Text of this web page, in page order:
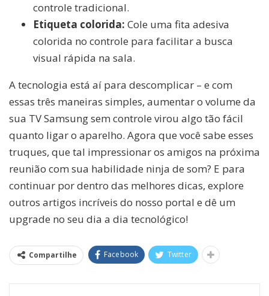
controle tradicional.
Etiqueta colorida: Cole uma fita adesiva
colorida no controle para facilitar a busca
visual rápida na sala.
A tecnologia está aí para descomplicar – e com
essas três maneiras simples, aumentar o volume da
sua TV Samsung sem controle virou algo tão fácil
quanto ligar o aparelho. Agora que você sabe esses
truques, que tal impressionar os amigos na próxima
reunião com sua habilidade ninja de som? E para
continuar por dentro das melhores dicas, explore
outros artigos incríveis do nosso portal e dê um
upgrade no seu dia a dia tecnológico!
Compartilhe Facebook Twitter